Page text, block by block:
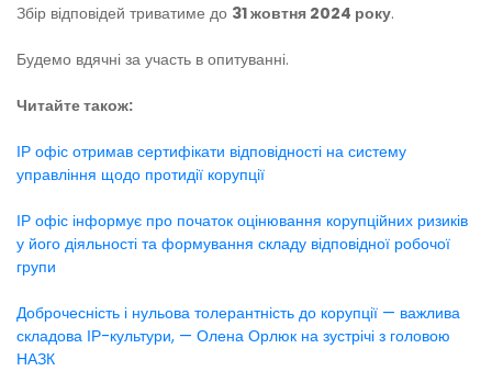
Збір відповідей триватиме до 31 жовтня 2024 року.
Будемо вдячні за участь в опитуванні.
Читайте також:
ІР офіс отримав сертифікати відповідності на систему
управління щодо протидії корупції
ІР офіс інформує про початок оцінювання корупційних ризиків
у його діяльності та формування складу відповідної робочої
групи
Доброчесність і нульова толерантність до корупції — важлива
складова ІР-культури, — Олена Орлюк на зустрічі з головою
НАЗК